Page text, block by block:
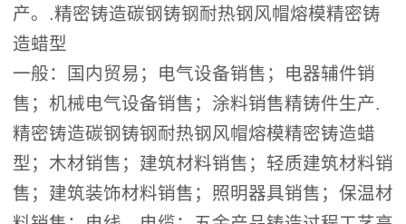
产。.精密铸造碳钢铸钢耐热钢风帽熔模精密铸
造蜡型
一般：国内贸易；电气设备销售；电器辅件销
售；机械电气设备销售；涂料销售精铸件生产.
精密铸造碳钢铸钢耐热钢风帽熔模精密铸造蜡
型；木材销售；建筑材料销售；轻质建筑材料销
售；建筑装饰材料销售；照明器具销售；保温材